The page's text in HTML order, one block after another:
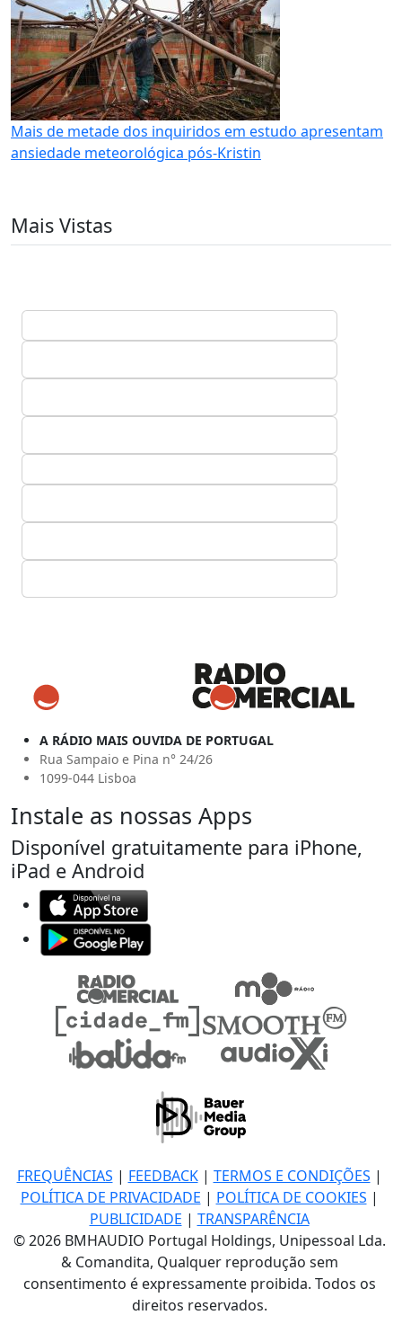
Mais de metade dos inquiridos em estudo apresentam
ansiedade meteorológica pós-Kristin
Mais Vistas
A RÁDIO MAIS OUVIDA DE PORTUGAL
Rua Sampaio e Pina n° 24/26
1099-044 Lisboa
Instale as nossas Apps
Disponível gratuitamente para iPhone,
iPad e Android
FREQUÊNCIAS | FEEDBACK| TERMOS E CONDIÇÕES |
POLÍTICA DE PRIVACIDADE | POLÍTICA DE COOKIES |
PUBLICIDADE | TRANSPARÊNCIA
© 2026 BMHAUDIO Portugal Holdings, Unipessoal Lda.
& Comandita, Qualquer reprodução sem
consentimento é expressamente proibida. Todos os
direitos reservados.